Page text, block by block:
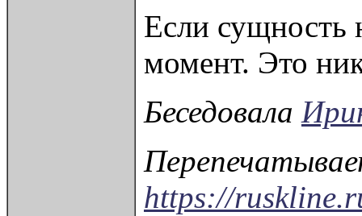
Если сущность
момент. Это
Беседовала
https://